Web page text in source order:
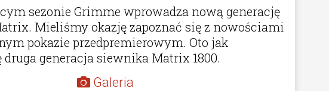
sezonie Grimme wprowadza nową generację
Mieliśmy okazję zapoznać się z nowościami
pokazie przedpremierowym. Oto jak
druga generacja siewnika Matrix 1800.
Galeria